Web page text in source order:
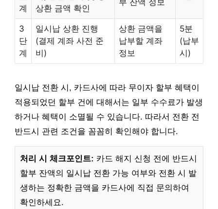
계
상환 금액 확인
부 잔액 정보
3
단
계
일시납 상환 진행
(결제 계좌 사전 준
비)
상환 금액을
납부할 계좌
정보
5분
(납부
시)
일시납 전환 시, 카드사에 따라 무이자 할부 혜택이
적용되었던 할부 건에 대해서는 일부 수수료가 발생
하거나 혜택이 소멸될 수 있습니다. 따라서 전환 전
반드시 관련 조건을 꼼꼼히 확인해야 합니다.
처리 시 체크포인트: 카드 해지 신청 전에 반드시
할부 잔액의 일시납 전환 가능 여부와 전환 시 발
생하는 정확한 금액을 카드사에 직접 문의하여
확인하세요.